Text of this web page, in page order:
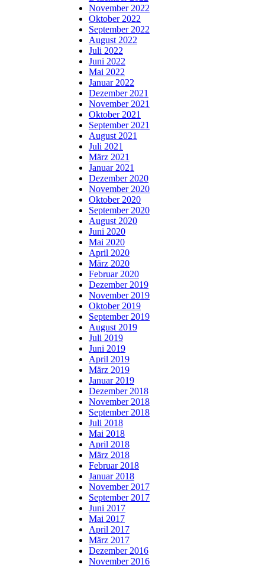
November 2022
Oktober 2022
September 2022
August 2022
Juli 2022
Juni 2022
Mai 2022
Januar 2022
Dezember 2021
November 2021
Oktober 2021
September 2021
August 2021
Juli 2021
März 2021
Januar 2021
Dezember 2020
November 2020
Oktober 2020
September 2020
August 2020
Juni 2020
Mai 2020
April 2020
März 2020
Februar 2020
Dezember 2019
November 2019
Oktober 2019
September 2019
August 2019
Juli 2019
Juni 2019
April 2019
März 2019
Januar 2019
Dezember 2018
November 2018
September 2018
Juli 2018
Mai 2018
April 2018
März 2018
Februar 2018
Januar 2018
November 2017
September 2017
Juni 2017
Mai 2017
April 2017
März 2017
Dezember 2016
November 2016